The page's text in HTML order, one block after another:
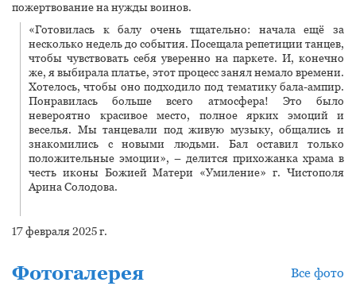
пожертвование на нужды воинов.
«Готовилась к балу очень тщательно: начала ещё за
несколько недель до события. Посещала репетиции танцев,
чтобы чувствовать себя уверенно на паркете. И, конечно
же, я выбирала платье, этот процесс занял немало времени.
Хотелось, чтобы оно подходило под тематику бала-ампир.
Понравилась больше всего атмосфера! Это было
невероятно красивое место, полное ярких эмоций и
веселья. Мы танцевали под живую музыку, общались и
знакомились с новыми людьми. Бал оставил только
положительные эмоции», – делится прихожанка храма в
честь иконы Божией Матери «Умиление» г. Чистополя
Арина Солодова.
17 февраля 2025 г.
Фотогалерея Все фото